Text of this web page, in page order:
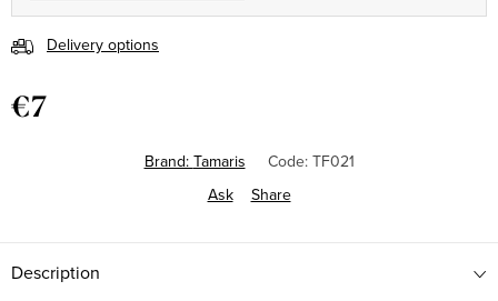
Delivery options
€7
Brand: Tamaris Code: TF021
Ask
Share
Description